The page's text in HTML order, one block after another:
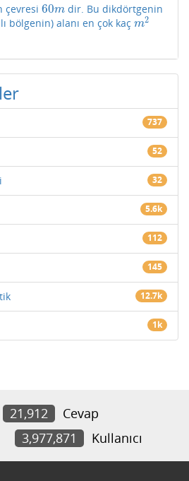
çevresi 60m
60m dir. Bu dikdörtgenin
bölgenin) alanı en çok kaç m2
m2
737
52
32
5.6k
112
145
12.7k
1k
21,912
Cevap
3,977,871 Kullanıcı